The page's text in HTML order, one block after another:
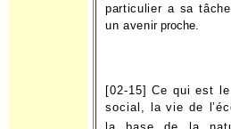
particulier a sa
un avenir proche.
[02-15] Ce qui est le
social, la vie de